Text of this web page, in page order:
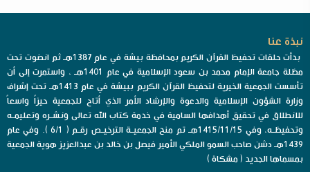
نبذة عنا
بدأت حلقات تحفيظ القرآن الكريم بمحافظة بيشة في عام 1387هـ ثم انضوت تحت
مظلة جامعة الإمام محمد بن سعود الإسلامية في عام 1401هـ ، واستمرت إلى أن
تأسست الجمعية الخيرية لتحفيظ القرآن الكريم ببيشة في عام 1413هـ تحت إشراف
وزارة الشؤون الإسلامية والدعوة والإرشاد الأمر الذي أتاح للجمعية حيزاً واسعاً
للانطلاق في تحقيق أهدافها السامية في خدمة كتاب الله تعالى ونشـره وتعليمـه
وتحفيظـه، وفي 1415/11/15هـ تم منح الجمعيـة الترخيـص رقـم ( 6/1 ). وفي عام
1439هـ دشن صاحب السمو الملكي الأمير فيصل بن خالد بن عبدالعزيز هوية الجمعية
بمسماها الجديد ( مشكاة )